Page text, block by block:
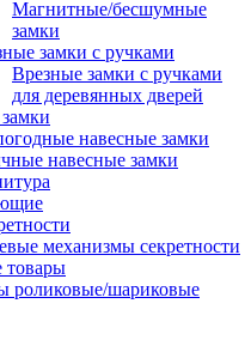
Магнитные/бесшумные
замки
замки с ручками
Врезные замки с ручками
для деревянных дверей
навесные замки
навесные замки
механизмы секретности
товары
роликовые/шариковые